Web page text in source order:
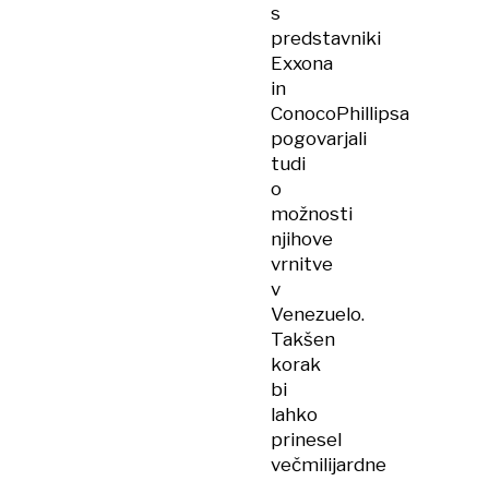
s
predstavniki
Exxona
in
ConocoPhillipsa
pogovarjali
tudi
o
možnosti
njihove
vrnitve
v
Venezuelo.
Takšen
korak
bi
lahko
prinesel
večmilijardne